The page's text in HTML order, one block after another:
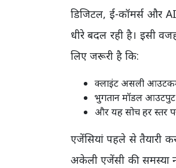
डिजिटल, ई-कॉमर्स और
धीरे बदल रही है। इसी
लिए जरूरी है कि:
क्लाइंट असली
भुगतान मॉडल
और यह सोच हर स्तर
एजेंसियां पहले से तैयारी
अकेली एजेंसी की समस्या